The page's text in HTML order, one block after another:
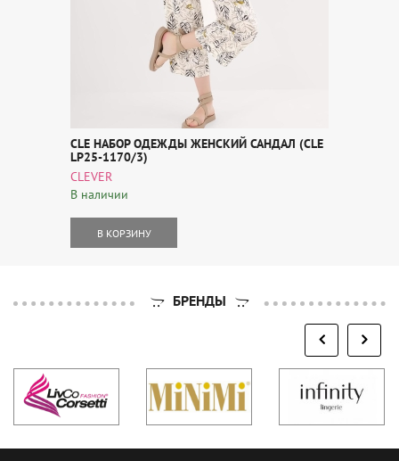
CLE НАБОР ОДЕЖДЫ ЖЕНСКИЙ САНДАЛ (CLE
LP25-1170/3)
CLEVER
В наличии
В КОРЗИНУ
БРЕНДЫ